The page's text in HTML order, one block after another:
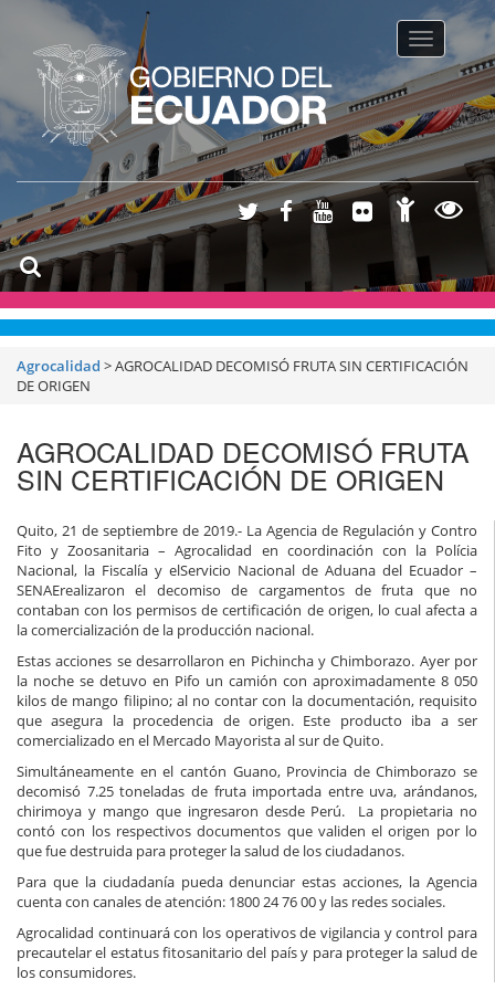
Toggle
Agrocalidad >AGROCALIDAD DECOMISÓ FRUTA SIN CERTIFICACIÓN
DE ORIGEN
AGROCALIDAD DECOMISÓ FRUTA
SIN CERTIFICACIÓN DE ORIGEN
Quito, 21 de septiembre de 2019.- La Agencia de Regulación y Contro
Fito y Zoosanitaria – Agrocalidad en coordinación con la Polícia
Nacional, la Fiscalía y elServicio Nacional de Aduana del Ecuador –
SENAErealizaron el decomiso de cargamentos de fruta que no
contaban con los permisos de certificación de origen, lo cual afecta a
la comercialización de la producción nacional.
Estas acciones se desarrollaron en Pichincha y Chimborazo. Ayer por
la noche se detuvo en Pifo un camión con aproximadamente 8 050
kilos de mango filipino; al no contar con la documentación, requisito
que asegura la procedencia de origen. Este producto iba a ser
comercializado en el Mercado Mayorista al sur de Quito.
Simultáneamente en el cantón Guano, Provincia de Chimborazo se
decomisó 7.25 toneladas de fruta importada entre uva, arándanos,
chirimoya y mango que ingresaron desde Perú. La propietaria no
contó con los respectivos documentos que validen el origen por lo
que fue destruida para proteger la salud de los ciudadanos.
Para que la ciudadanía pueda denunciar estas acciones, la Agencia
cuenta con canales de atención: 1800 24 76 00 y las redes sociales.
Agrocalidad continuará con los operativos de vigilancia y control para
precautelar el estatus fitosanitario del país y para proteger la salud de
los consumidores.